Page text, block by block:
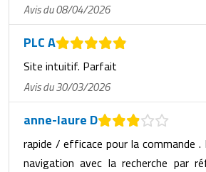
Avis du 08/04/2026
PLC A
Site intuitif. Parfait
Avis du 30/03/2026
anne-laure D
rapide / efficace pour la commande
navigation avec la recherche par